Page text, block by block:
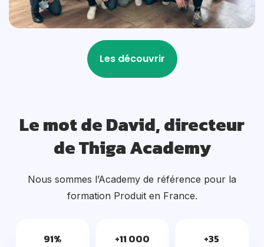
Le mot de David, directeur
de Thiga Academy
Nous sommes l’Academy de référence pour la
formation Produit en France.
91% +11 000 +35